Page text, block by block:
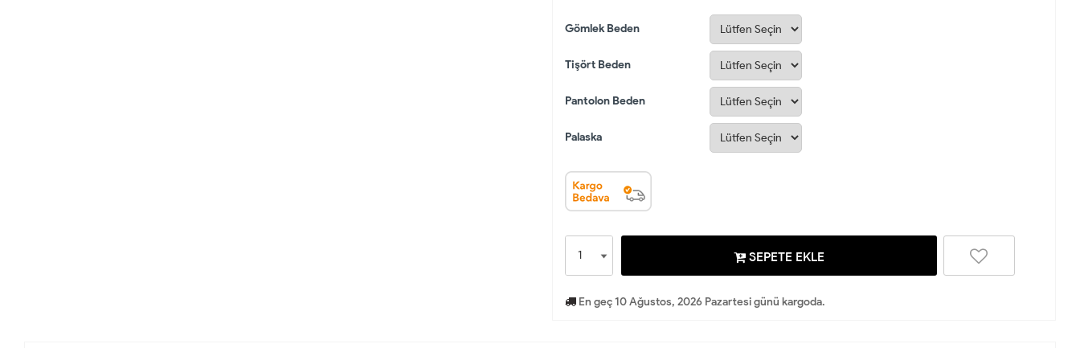
Gömlek Beden
Tişört Beden
Pantolon Beden
Palaska
SEPETE EKLE
En geç 10 Ağustos, 2026 Pazartesi günü kargoda.